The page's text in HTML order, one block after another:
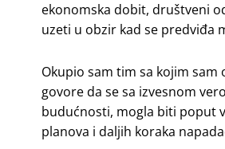
ekonomska dobit, društveni
uzeti u obzir kad se predviđa
Okupio sam tim sa kojim
govore da se sa izvesnom
budućnosti, mogla biti poput
planova i daljih koraka